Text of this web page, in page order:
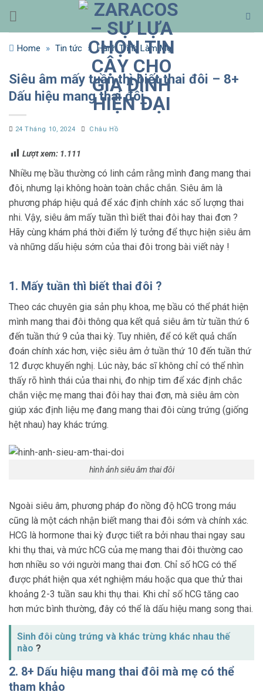
qua
nội
dungHome » Tin tức » Hành Trình Làm Mẹ
Siêu âm mấy tuần thì biết thai đôi – 8+
Dấu hiệu mang thai đôi
24 Tháng 10, 2024 Châu Hồ
Lượt xem: 1.111
Nhiều mẹ bầu thường có linh cảm rằng mình đang mang thai
đôi, nhưng lại không hoàn toàn chắc chắn. Siêu âm là
phương pháp hiệu quả để xác định chính xác số lượng thai
nhi. Vậy, siêu âm mấy tuần thì biết thai đôi hay thai đơn ?
Hãy cùng khám phá thời điểm lý tưởng để thực hiện siêu âm
và những dấu hiệu sớm của thai đôi trong bài viết này !
1. Mấy tuần thì biết thai đôi ?
Theo các chuyên gia sản phụ khoa, mẹ bầu có thể phát hiện
mình mang thai đôi thông qua kết quả siêu âm từ tuần thứ 6
đến tuần thứ 9 của thai kỳ. Tuy nhiên, để có kết quả chẩn
đoán chính xác hơn, việc siêu âm ở tuần thứ 10 đến tuần thứ
12 được khuyến nghị. Lúc này, bác sĩ không chỉ có thể nhìn
thấy rõ hình thái của thai nhi, đo nhịp tim để xác định chắc
chắn việc mẹ mang thai đôi hay thai đơn, mà siêu âm còn
giúp xác định liệu mẹ đang mang thai đôi cùng trứng (giống
hệt nhau) hay khác trứng.
hình ảnh siêu âm thai đôi
Ngoài siêu âm, phương pháp đo nồng độ hCG trong máu
cũng là một cách nhận biết mang thai đôi sớm và chính xác.
HCG là hormone thai kỳ được tiết ra bởi nhau thai ngay sau
khi thụ thai, và mức hCG của mẹ mang thai đôi thường cao
hơn nhiều so với người mang thai đơn. Chỉ số hCG có thể
được phát hiện qua xét nghiệm máu hoặc qua que thử thai
khoảng 2-3 tuần sau khi thụ thai. Khi chỉ số hCG tăng cao
hơn mức bình thường, đây có thể là dấu hiệu mang song thai.
Sinh đôi cùng trứng và khác trừng khác nhau thế
nào ?
2. 8+ Dấu hiệu mang thai đôi mà mẹ có thể
tham khảo